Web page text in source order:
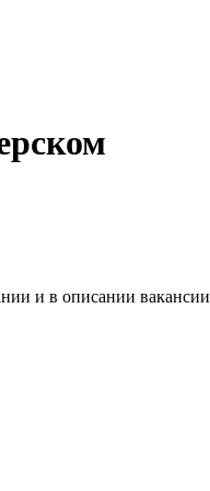
и в описании вакансии